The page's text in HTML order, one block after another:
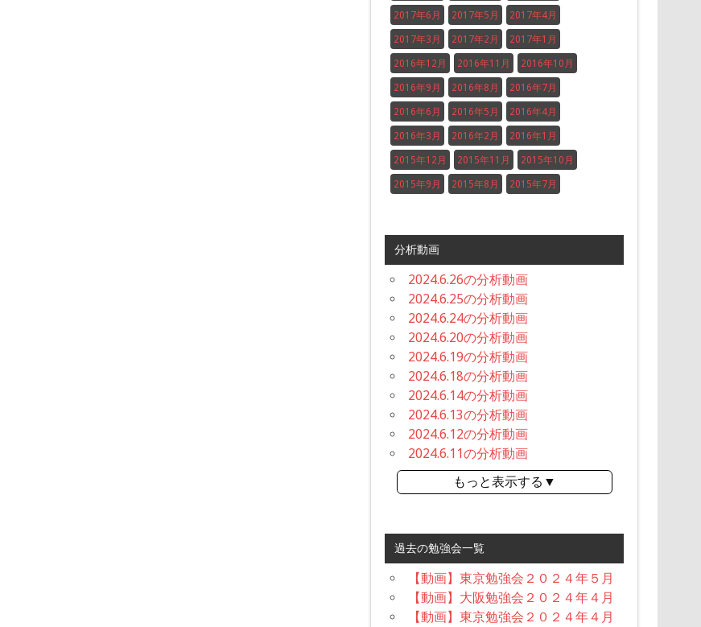
2017年6月 2017年5月 2017年4月
2017年3月 2017年2月 2017年1月
2016年12月 2016年11月 2016年10月
2016年9月 2016年8月 2016年7月
2016年6月 2016年5月 2016年4月
2016年3月 2016年2月 2016年1月
2015年12月 2015年11月 2015年10月
2015年9月 2015年8月 2015年7月
分析動画
2024.6.26の分析動画
2024.6.25の分析動画
2024.6.24の分析動画
2024.6.20の分析動画
2024.6.19の分析動画
2024.6.18の分析動画
2024.6.14の分析動画
2024.6.13の分析動画
2024.6.12の分析動画
2024.6.11の分析動画
もっと表示する▼
過去の勉強会一覧
【動画】東京勉強会２０２４年５月
【動画】大阪勉強会２０２４年４月
【動画】東京勉強会２０２４年４月